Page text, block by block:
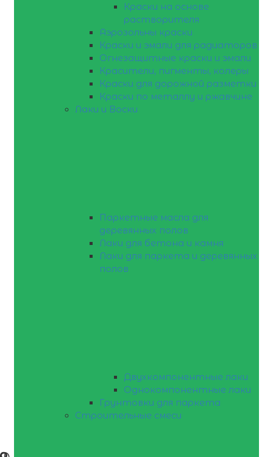
Краски на основе
растворителя
Аэрозольны краски
Краски и эмали для радиаторов
Огнезащитные краски и эмали
Красители, пигменты, колеры
Краски для дорожной разметки
Краски по металлу и ржавчине
Лаки и Воски
Паркетные масла для
деревянных полов
Лаки для бетона и камня
Лаки для паркета и деревянных
полов
Двухкомпонентные лаки
Однокомпонентные лаки
Грунтовки для паркета
Строительные смеси